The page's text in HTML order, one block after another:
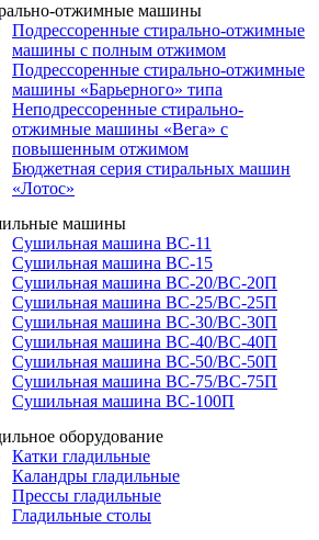
отжимные машины
Подрессоренные стирально-отжимные
машины с полным отжимом
Подрессоренные стирально-отжимные
машины «Барьерного» типа
Неподрессоренные стирально-
отжимные машины «Вега» с
повышенным отжимом
Бюджетная серия стиральных машин
«Лотос»
машины
Сушильная машина ВС-11
Сушильная машина ВС-15
Сушильная машина ВС-20/ВС-20П
Сушильная машина ВС-25/ВС-25П
Сушильная машина ВС-30/ВС-30П
Сушильная машина ВС-40/ВС-40П
Сушильная машина ВС-50/ВС-50П
Сушильная машина ВС-75/ВС-75П
Сушильная машина ВС-100П
оборудование
Катки гладильные
Каландры гладильные
Прессы гладильные
Гладильные столы